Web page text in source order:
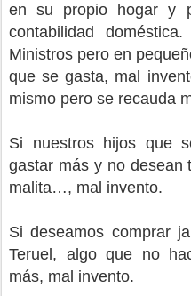
en su propio hogar y
contabilidad
Ministros pero en
que se gasta, mal
mismo pero se recauda
Si nuestros hijos que
gastar más y no desean
malita…, mal invento.
Si deseamos comprar
Teruel, algo que no
más, mal invento.